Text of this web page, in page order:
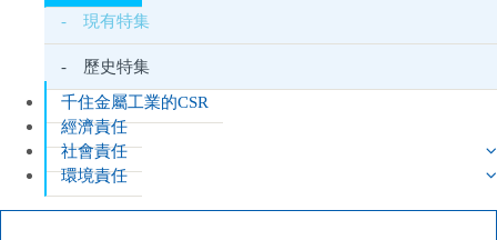
- 現有特集
- 歷史特集
千住金屬工業的CSR
經濟責任
社會責任
環境責任